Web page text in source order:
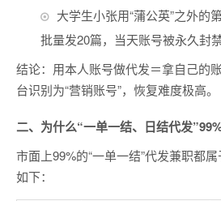
大学生小张用“蒲公英”之外的
批量发20篇，当天账号被永久封
结论：用本人账号做代发＝拿自己的
台识别为“营销账号”，恢复难度极高。
二、为什么“一单一结、日结代发
市面上99%的“一单一结”代发兼职都
如下：